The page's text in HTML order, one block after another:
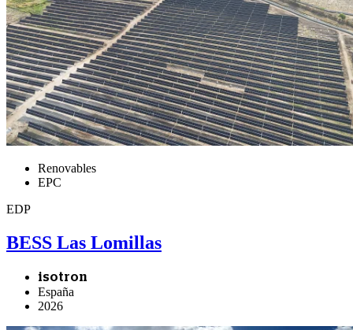
Renovables
EPC
EDP
BESS Las Lomillas
isotron
España
2026